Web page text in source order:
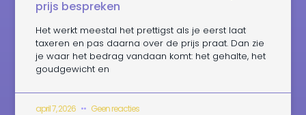
prijs bespreken
Het werkt meestal het prettigst als je eerst laat
taxeren en pas daarna over de prijs praat. Dan zie
je waar het bedrag vandaan komt: het gehalte, het
goudgewicht en
april 7, 2026 Geen reacties